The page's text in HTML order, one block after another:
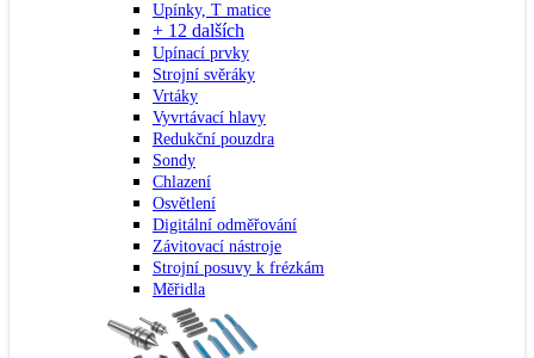
Upínky, T matice
+ 12 dalších
Upínací prvky
Strojní svěráky
Vrtáky
Vyvrtávací hlavy
Redukční pouzdra
Sondy
Chlazení
Osvětlení
Digitální odměřování
Závitovací nástroje
Strojní posuvy k frézkám
Měřidla